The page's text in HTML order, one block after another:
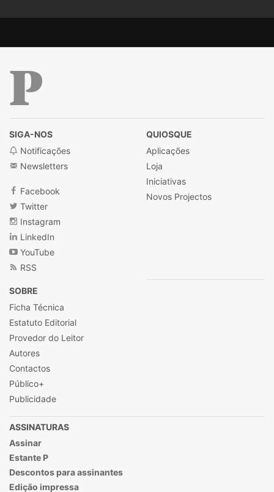
SIGA-NOS
Notificações
Newsletters
Facebook
Twitter
Instagram
LinkedIn
YouTube
RSS
QUIOSQUE
Aplicações
Loja
Iniciativas
Novos Projectos
SOBRE
Ficha Técnica
Estatuto Editorial
Provedor do Leitor
Autores
Contactos
Público+
Publicidade
ASSINATURAS
Assinar
Estante P
Descontos para assinantes
Edição impressa